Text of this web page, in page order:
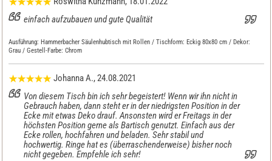
einfach aufzubauen und gute Qualität
Ausführung: Hammerbacher Säulenhubtisch mit Rollen / Tischform: Eckig 80x80 cm / Dekor:
Grau / Gestell-Farbe: Chrom
Johanna A., 24.08.2021
Von diesem Tisch bin ich sehr begeistert! Wenn wir ihn nicht in
Gebrauch haben, dann steht er in der niedrigsten Position in der
Ecke mit etwas Deko drauf. Ansonsten wird er Freitags in der
höchsten Position gerne als Bartisch genutzt. Einfach aus der
Ecke rollen, hochfahren und beladen. Sehr stabil und
hochwertig. Ringe hat es (überraschenderweise) bisher noch
nicht gegeben. Empfehle ich sehr!